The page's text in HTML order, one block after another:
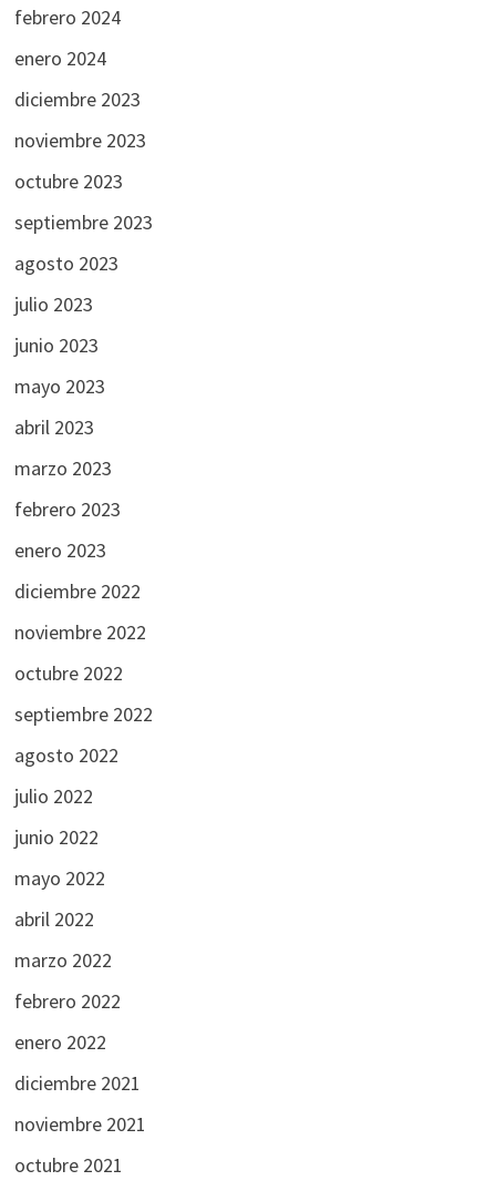
febrero 2024
enero 2024
diciembre 2023
noviembre 2023
octubre 2023
septiembre 2023
agosto 2023
julio 2023
junio 2023
mayo 2023
abril 2023
marzo 2023
febrero 2023
enero 2023
diciembre 2022
noviembre 2022
octubre 2022
septiembre 2022
agosto 2022
julio 2022
junio 2022
mayo 2022
abril 2022
marzo 2022
febrero 2022
enero 2022
diciembre 2021
noviembre 2021
octubre 2021